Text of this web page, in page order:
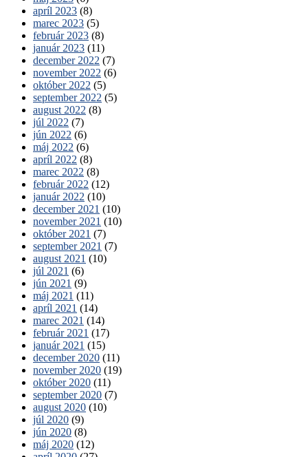
apríl 2023 (8)
marec 2023 (5)
február 2023 (8)
január 2023 (11)
december 2022 (7)
november 2022 (6)
október 2022 (5)
september 2022 (5)
august 2022 (8)
júl 2022 (7)
jún 2022 (6)
máj 2022 (6)
apríl 2022 (8)
marec 2022 (8)
február 2022 (12)
január 2022 (10)
december 2021 (10)
november 2021 (10)
október 2021 (7)
september 2021 (7)
august 2021 (10)
júl 2021 (6)
jún 2021 (9)
máj 2021 (11)
apríl 2021 (14)
marec 2021 (14)
február 2021 (17)
január 2021 (15)
december 2020 (11)
november 2020 (19)
október 2020 (11)
september 2020 (7)
august 2020 (10)
júl 2020 (9)
jún 2020 (8)
máj 2020 (12)